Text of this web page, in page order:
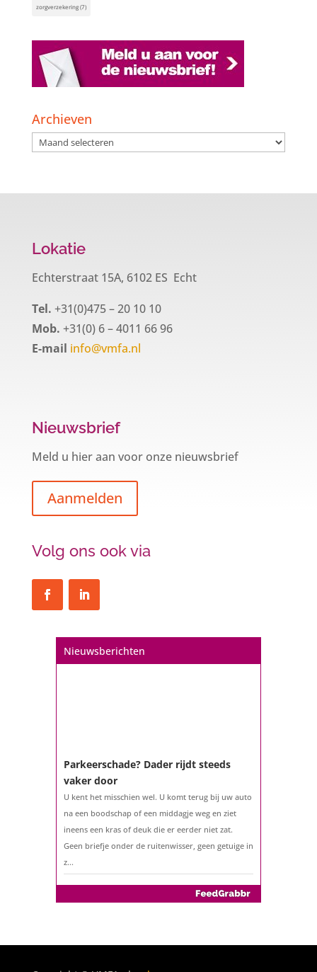
zorgverzekering(7)
Archieven
Archieven
Lokatie
Echterstraat 15A, 6102 ES Echt
Tel. +31(0)475 – 20 10 10
Mob. +31(0) 6 – 4011 66 96
E-mail info@vmfa.nl
Nieuwsbrief
Meld u hier aan voor onze nieuwsbrief
Aanmelden
Volg ons ook via
Nieuwsberichten
Parkeerschade? Dader rijdt steeds
vaker door
U kent het misschien wel. U komt terug bij uw auto
na een boodschap of een middagje weg en ziet
ineens een kras of deuk die er eerder niet zat.
Geen briefje onder de ruitenwisser, geen getuige in
z...